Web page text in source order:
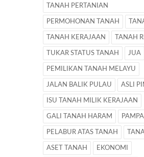
TANAH PERTANIAN
PERMOHONAN TANAH
TANAH KERAJAAN TANAH
TUKAR STATUS TANAH JUA
PEMILIKAN TANAH MELAYU
JALAN BALIK PULAU ASLI
ISU TANAH MILIK KERAJAAN
GALI TANAH HARAM
PELABUR ATAS TANAH
ASET TANAH EKONOMI